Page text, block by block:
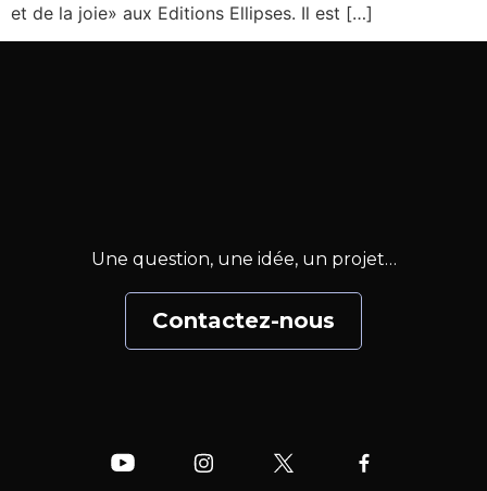
et de la joie» aux Editions Ellipses. Il est […]
Une question, une idée, un projet…
Contactez-nous